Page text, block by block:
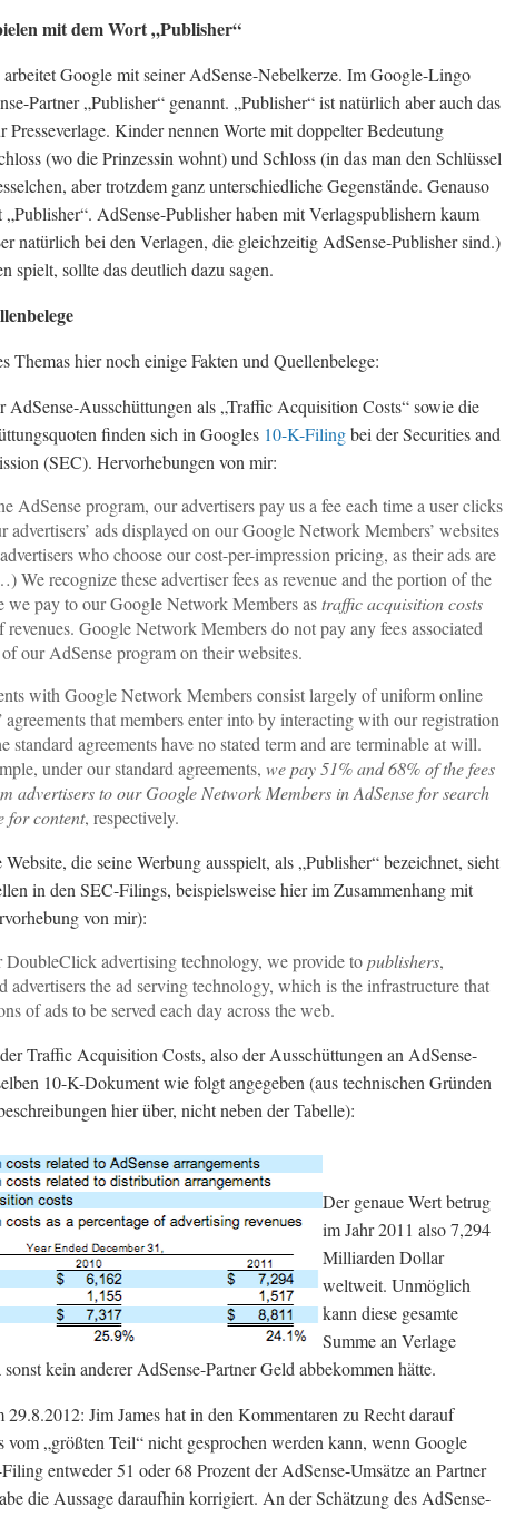
mit dem Wort „Publisher“
arbeitet Google mit seiner AdSense-Nebelkerze. Im Google-Lingo
Partner „Publisher“ genannt. „Publisher“ ist natürlich aber auch das
Presseverlage. Kinder nennen Worte mit doppelter Bedeutung
(wo die Prinzessin wohnt) und Schloss (in das man den Schlüssel
aber trotzdem ganz unterschiedliche Gegenstände. Genauso
„Publisher“. AdSense-Publisher haben mit Verlagspublishern kaum
natürlich bei den Verlagen, die gleichzeitig AdSense-Publisher sind.)
spielt, sollte das deutlich dazu sagen.
Themas hier noch einige Fakten und Quellenbelege:
Ausschüttungen als „Traffic Acquisition Costs“ sowie die
finden sich in Googles 10-K-Filingbei der Securities and
(SEC). Hervorhebungen von mir:
AdSense program, our advertisers pay us a fee each time a user clicks
advertisers’ ads displayed on our Google Network Members’ websites
who choose our cost-per-impression pricing, as their ads are
We recognize these advertiser fees as revenue and the portion of the
we pay to our Google Network Members astraffic acquisition costs
revenues. Google Network Members do not pay any fees associated
our AdSense program on their websites.
with Google Network Members consist largely of uniform online
that members enter into by interacting with our registration
standard agreements have no stated term and are terminable at will.
under our standard agreements, we pay 51% and 68% of the fees
advertisers to our Google Network Members in AdSense for search
for content, respectively.
die seine Werbung ausspielt, als „Publisher“ bezeichnet, sieht
in den SEC-Filings, beispielsweise hier im Zusammenhang mit
von mir):
advertising technology, we provide topublishers,
advertisers the ad serving technology, which is the infrastructure that
of ads to be served each day across the web.
Traffic Acquisition Costs, also der Ausschüttungen an AdSense-
10-K-Dokument wie folgt angegeben (aus technischen Gründen
hier über, nicht neben der Tabelle):
Der genaue Wert betrug
im Jahr 2011 also 7,294
Milliarden Dollar
weltweit. Unmöglich
kann diese gesamte
Summe an Verlage
sonst kein anderer AdSense-Partner Geld abbekommen hätte.
Jim James hat in den Kommentaren zu Recht darauf
vom „größten Teil“ nicht gesprochen werden kann, wenn Google
entweder 51 oder 68 Prozent der AdSense-Umsätze an Partner
die Aussage daraufhin korrigiert. An der Schätzung des AdSense-